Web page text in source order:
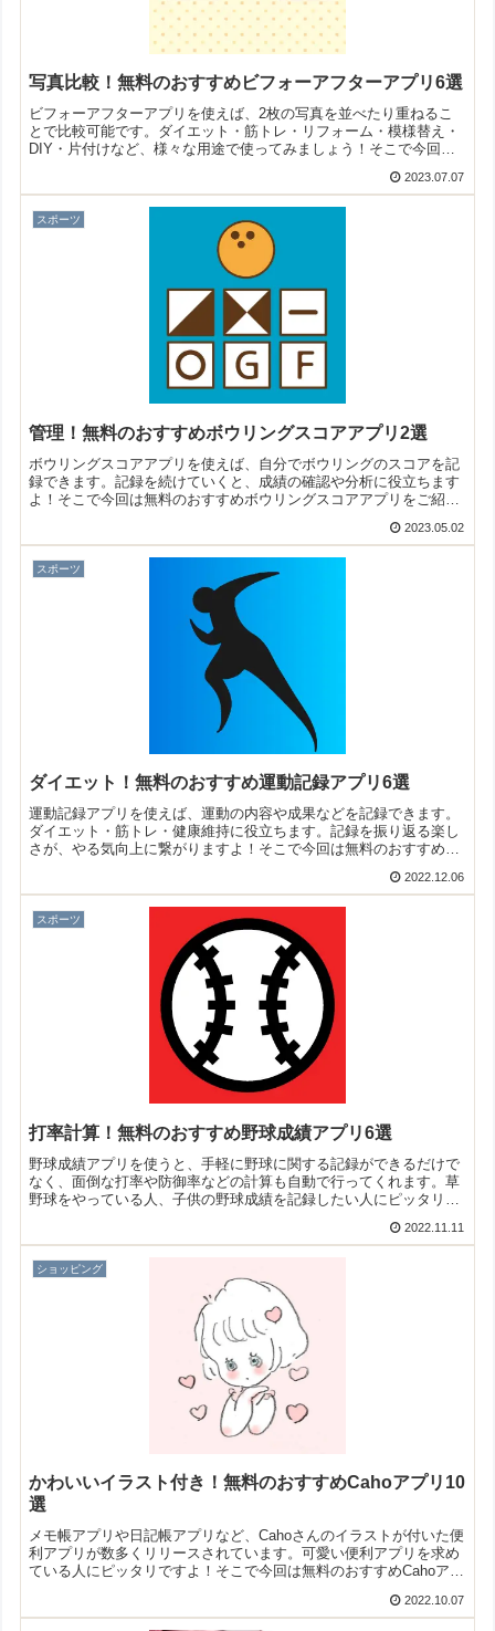
写真比較！無料のおすすめビフォーアフターアプリ6選
ビフォーアフターアプリを使えば、2枚の写真を並べたり重ねるこ
とで比較可能です。ダイエット・筋トレ・リフォーム・模様替え・
DIY・片付けなど、様々な用途で使ってみましょう！そこで今回は
2023.07.07
スポーツ
管理！無料のおすすめボウリングスコアアプリ2選
ボウリングスコアアプリを使えば、自分でボウリングのスコアを記
録できます。記録を続けていくと、成績の確認や分析に役立ちます
よ！そこで今回は無料のおすすめボウリングスコアアプリをご紹介
2023.05.02
スポーツ
ダイエット！無料のおすすめ運動記録アプリ6選
運動記録アプリを使えば、運動の内容や成果などを記録できます。
ダイエット・筋トレ・健康維持に役立ちます。記録を振り返る楽し
さが、やる気向上に繋がりますよ！そこで今回は無料のおすすめ運
2022.12.06
スポーツ
打率計算！無料のおすすめ野球成績アプリ6選
野球成績アプリを使うと、手軽に野球に関する記録ができるだけで
なく、面倒な打率や防御率などの計算も自動で行ってくれます。草
野球をやっている人、子供の野球成績を記録したい人にピッタリで
2022.11.11
ショッピング
かわいいイラスト付き！無料のおすすめCahoアプリ10
選
メモ帳アプリや日記帳アプリなど、Cahoさんのイラストが付いた便
利アプリが数多くリリースされています。可愛い便利アプリを求め
ている人にピッタリですよ！そこで今回は無料のおすすめCahoアプ
2022.10.07